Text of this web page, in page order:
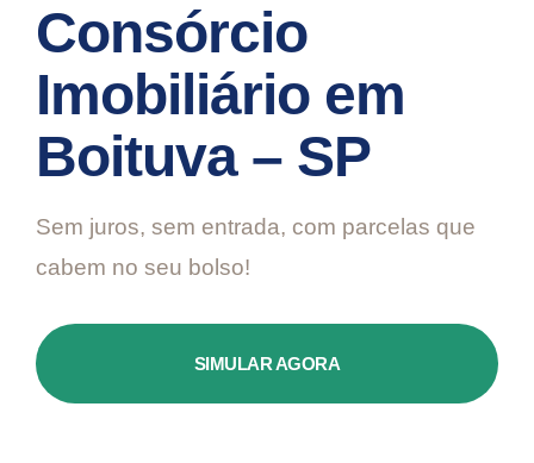
Consórcio
Imobiliário em
Boituva – SP
Sem juros, sem entrada, com parcelas que
cabem no seu bolso!
SIMULAR AGORA